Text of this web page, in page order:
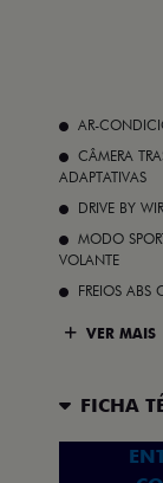
AR-
CÂMERA
ADAPTATIVAS
DRIVE BY
MODO
VOLANTE
FREIOS ABS
VER MAIS
FICHA